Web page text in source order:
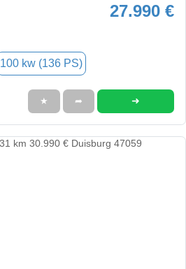
27.990 €
100 kw (136 PS)
★ ➦ ➜